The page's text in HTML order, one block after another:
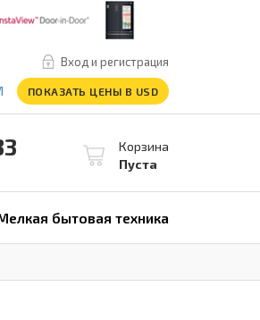
Вход и регистрация
ПОКАЗАТЬ ЦЕНЫ В USD
Корзина
Пуста
бытовая техника